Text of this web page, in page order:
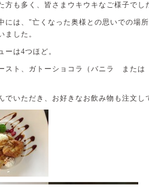
方も多く、皆さまウキウキなご様子でし
には、"亡くなった奥様との思いでの場
ました。
ーは4つほど。
スト、ガトーショコラ（バニラ また
でいただき、お好きなお飲み物も注文し